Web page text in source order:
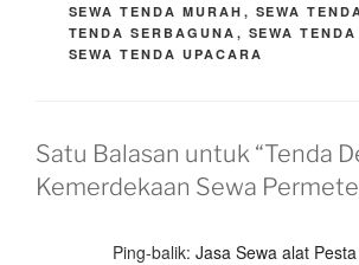
SEWA TENDA MURAH , SEWA
TENDA SERBAGUNA , SEWA
SEWA TENDA UPACARA
Satu Balasan untuk “Tenda
Kemerdekaan Sewa
Ping-balik: Jasa Sewa alat